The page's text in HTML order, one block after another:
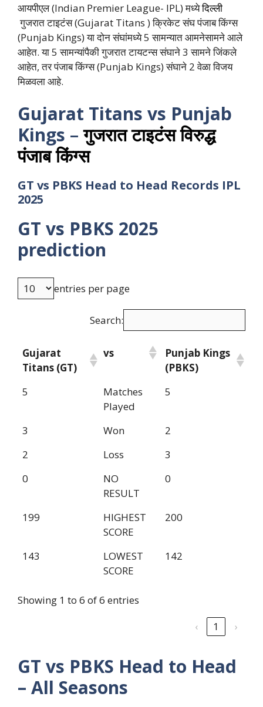
आयपीएल (Indian Premier League- IPL) मध्येदिल्ली
गुजरात टाइटंस (Gujarat Titans ) क्रिकेट संघ पंजाब किंग्स
(Punjab Kings) या दोन संघांमध्ये 5 सामन्यात आमनेसामने आले
आहेत. या 5 सामन्यांपैकी गुजरात टायटन्स संघाने 3 सामने जिंकले
आहेत, तर पंजाब किंग्स (Punjab Kings) संघाने 2 वेळा विजय
मिळवला आहे.
Gujarat Titans vs Punjab
Kings –गुजरात टाइटंस विरुद्ध
पंजाब किंग्स
GT vs PBKS Head to Head Records IPL
2025
GT vs PBKS 2025
prediction
entries per page
Search:
Gujarat
Titans (GT)
vs
Punjab Kings
(PBKS)
5
Matches
Played
5
3 Won
2
2
Loss
3
0
NO
RESULT
0
199
HIGHEST
SCORE
200
143
LOWEST
SCORE
142
Showing 1 to 6 of 6 entries
‹
1 ›
GT vs PBKS Head to Head
– All Seasons